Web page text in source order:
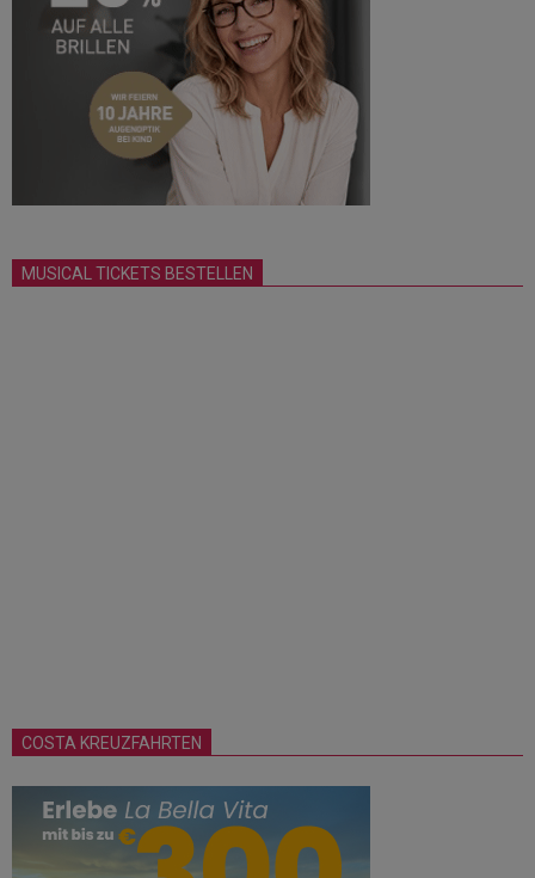
MUSICAL TICKETS BESTELLEN
COSTA KREUZFAHRTEN